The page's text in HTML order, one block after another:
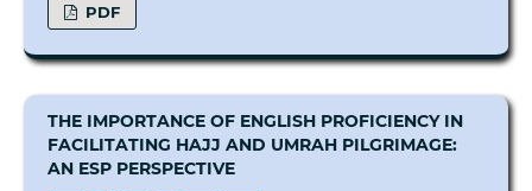
PDF
THE IMPORTANCE OF ENGLISH PROFICIENCY IN
FACILITATING HAJJ AND UMRAH PILGRIMAGE:
AN ESP PERSPECTIVE